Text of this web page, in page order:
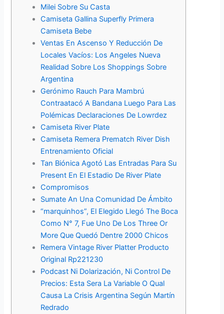
Milei Sobre Su Casta
Camiseta Gallina Superfly Primera
Camiseta Bebe
Ventas En Ascenso Y Reducción De
Locales Vacíos: Los Angeles Nueva
Realidad Sobre Los Shoppings Sobre
Argentina
Gerónimo Rauch Para Mambrú
Contraatacó A Bandana Luego Para Las
Polémicas Declaraciones De Lowrdez
Camiseta River Plate
Camiseta Remera Prematch River Dish
Entrenamiento Oficial
Tan Biónica Agotó Las Entradas Para Su
Present En El Estadio De River Plate
Compromisos
Sumate An Una Comunidad De Ámbito
“marquinhos”, El Elegido Llegó The Boca
Como N° 7, Fue Uno De Los Three Or
More Que Quedó Dentre 2000 Chicos
Remera Vintage River Platter Producto
Original Rp221230
Podcast Ni Dolarización, Ni Control De
Precios: Esta Sera La Variable O Qual
Causa La Crisis Argentina Según Martín
Redrado